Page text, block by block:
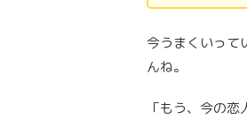
今うまくいって
んね。
「もう、今の